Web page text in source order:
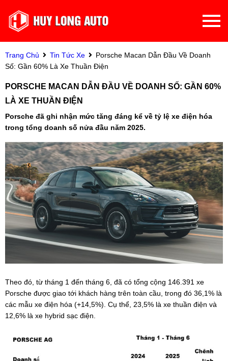
Trang Chủ Tin Tức Xe
Porsche Macan Dẫn Đầu Về Doanh
Số: Gần 60% Là Xe Thuần Điện
PORSCHE MACAN DẪN ĐẦU VỀ DOANH SỐ: GẦN 60%
LÀ XE THUẦN ĐIỆN
Porsche đã ghi nhận mức tăng đáng kể về tỷ lệ xe điện hóa
trong tổng doanh số nửa đầu năm 2025.
Theo đó, từ tháng 1 đến tháng 6, đã có tổng cộng 146.391 xe
Porsche được giao tới khách hàng trên toàn cầu, trong đó 36,1% là
các mẫu xe điện hóa (+14,5%). Cụ thể, 23,5% là xe thuần điện và
12,6% là xe hybrid sạc điện.